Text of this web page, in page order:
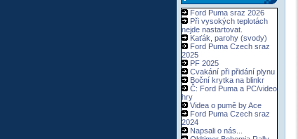
Ford Puma sraz 2026
Při vysokých teplotách
nejde nastartovat.
Kaťák, parohy (svody)
Ford Puma Czech sraz
2025
PF 2025
Cvakání při přidání plynu
Boční krytka na blinkr
Č: Ford Puma a PC/video
hry
Videa o pumě by Ace
Ford Puma Czech sraz
2024
Napsali o nás...